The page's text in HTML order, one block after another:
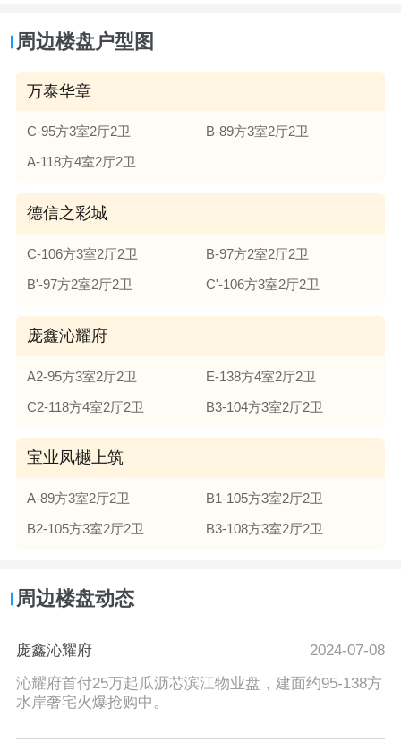
周边楼盘户型图
万泰华章
C-95方3室2厅2卫
B-89方3室2厅2卫
A-118方4室2厅2卫
德信之彩城
C-106方3室2厅2卫
B-97方2室2厅2卫
B'-97方2室2厅2卫
C'-106方3室2厅2卫
庞鑫沁耀府
A2-95方3室2厅2卫
E-138方4室2厅2卫
C2-118方4室2厅2卫
B3-104方3室2厅2卫
宝业凤樾上筑
A-89方3室2厅2卫
B1-105方3室2厅2卫
B2-105方3室2厅2卫
B3-108方3室2厅2卫
周边楼盘动态
庞鑫沁耀府
2024-07-08
沁耀府首付25万起瓜沥芯滨江物业盘，建面约95-138方
水岸奢宅火爆抢购中。